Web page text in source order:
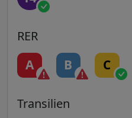
RER
A B C
Transilien